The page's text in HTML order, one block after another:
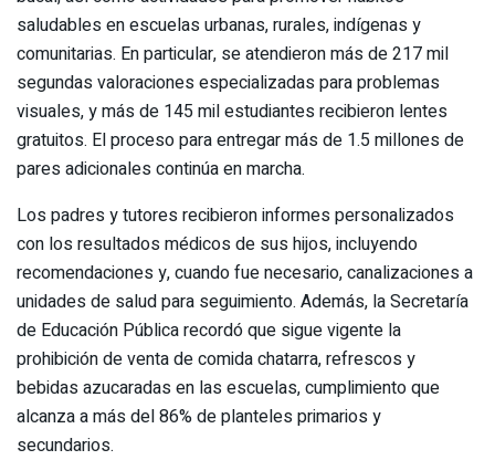
saludables en escuelas urbanas, rurales, indígenas y
comunitarias. En particular, se atendieron más de 217 mil
segundas valoraciones especializadas para problemas
visuales, y más de 145 mil estudiantes recibieron lentes
gratuitos. El proceso para entregar más de 1.5 millones de
pares adicionales continúa en marcha.
Los padres y tutores recibieron informes personalizados
con los resultados médicos de sus hijos, incluyendo
recomendaciones y, cuando fue necesario, canalizaciones a
unidades de salud para seguimiento. Además, la Secretaría
de Educación Pública recordó que sigue vigente la
prohibición de venta de comida chatarra, refrescos y
bebidas azucaradas en las escuelas, cumplimiento que
alcanza a más del 86% de planteles primarios y
secundarios.